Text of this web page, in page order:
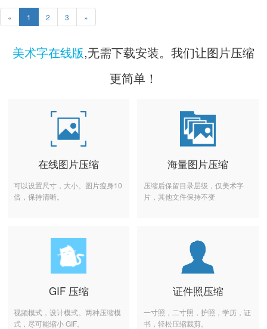
« 1 2 3 »
美术字在线版,无需下载安装。我们让图片压缩
更简单！
在线图片压缩
可以设置尺寸，大小。图片瘦身10
倍，保持清晰。
海量图片压缩
压缩后保留目录层级，仅美术字
片，其他文件保持不变
GIF 压缩
视频模式，设计模式。两种压缩模
式，尽可能缩小 GIF。
证件照压缩
一寸照，二寸照，护照，学历，证
书，轻松压缩裁剪。